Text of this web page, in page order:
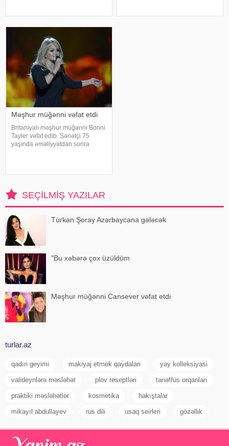
Navdar birinci olaraq "Miste
Məşhur müğənni vəfat etdi
Britaniyalı məşhur müğənni Bonni
Tayler vəfat edib. Sənətçi 75
yaşında əməliyyatdan sonra
SEÇILMIŞ YAZILAR
Türkan Şoray Azərbaycana gələcək
"Bu xəbərə çox üzüldüm
Məşhur müğənni Cansever vəfat etdi
turlar.az
qadın geyimi makiyaj etmek qaydalari yay kolleksiyasi
valideynlərə məsləhət plov reseptləri tənəffüs orqanları
praktiki məsləhətlər kosmetika hakıştalar
mikayıl abdullayev rus dili usaq seirleri gözəllik